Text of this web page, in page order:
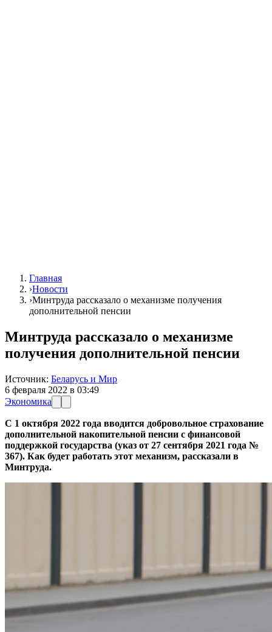
Главная
›Новости
›Минтруда рассказало о механизме получения
дополнительной пенсии
Минтруда рассказало о механизме
получения дополнительной пенсии
Источник: Беларусь и Мир
6 февраля 2022 в 03:49
Экономика
С 1 октября 2022 года вводится добровольное страхование
дополнительной накопительной пенсии с финансовой
поддержкой государства (указ от 27 сентября 2021 года №
367). Как будет работать этот механизм, рассказали в
Минтруда.